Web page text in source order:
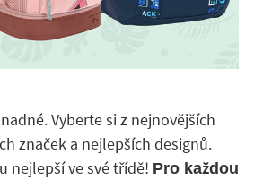
Vyberte si z nejnovějších
značek a nejlepších designů.
nejlepší ve své třídě! Pro každou